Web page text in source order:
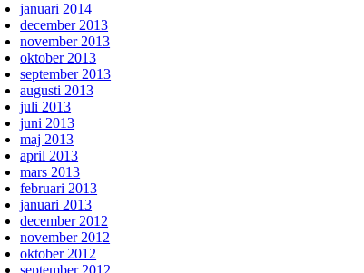
januari 2014
december 2013
november 2013
oktober 2013
september 2013
augusti 2013
juli 2013
juni 2013
maj 2013
april 2013
mars 2013
februari 2013
januari 2013
december 2012
november 2012
oktober 2012
september 2012